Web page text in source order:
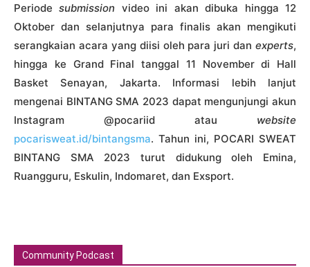
Periodesubmission video ini akan dibuka hingga 12
Oktober dan selanjutnya para finalis akan mengikuti
serangkaian acara yang diisi oleh para juri dan experts,
hingga ke Grand Final tanggal 11 November di Hall
Basket Senayan, Jakarta. Informasi lebih lanjut
mengenai BINTANG SMA 2023 dapat mengunjungi akun
Instagram @pocariid atau website
pocarisweat.id/bintangsma. Tahun ini, POCARI SWEAT
BINTANG SMA 2023 turut didukung oleh Emina,
Ruangguru, Eskulin, Indomaret, dan Exsport.
Community Podcast